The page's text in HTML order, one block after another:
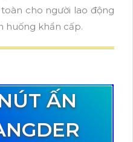
cho người lao động
huống khẩn cấp.
ẤN